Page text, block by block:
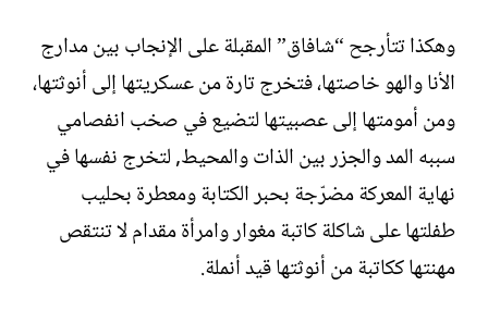
وهكذا تتأرجح “شافاق” المقبلة على الإنجاب بين مدارج
الأنا والهو خاصتها، فتخرج تارة من عسكريتها إلى أنوثتها،
ومن أمومتها إلى عصبيتها لتضيع في صخب انفصامي
سببه المد والجزر بين الذات والمحيط, لتخرج نفسها في
نهاية المعركة مضرّجة بحبر الكتابة ومعطرة بحليب
طفلتها على شاكلة كاتبة مغوار وامرأة مقدام لا تنتقص
مهنتها ككاتبة من أنوثتها قيد أنملة.